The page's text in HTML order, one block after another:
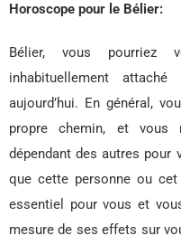
Horoscope pour le Bélier:
Bélier, vous pourriez
inhabituellement
aujourd’hui. En général,
propre chemin, et vous
dépendant des autres pour
que cette personne ou
essentiel pour vous et
mesure de ses effets sur